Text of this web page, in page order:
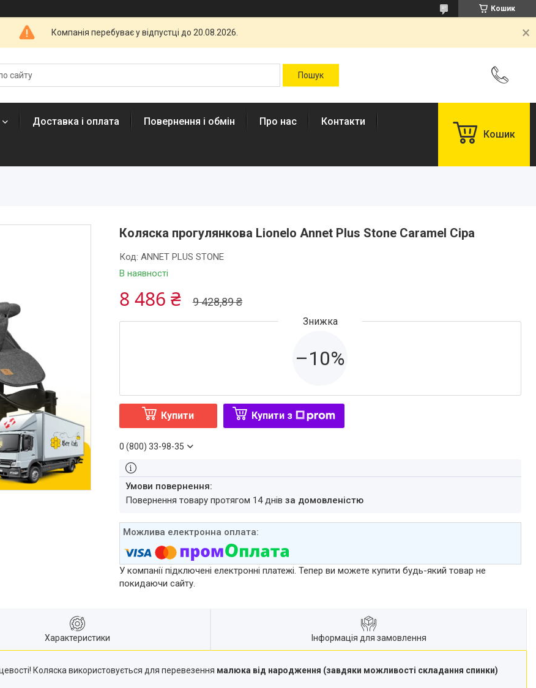
Кошик
Компанія перебуває у відпустці до 20.08.2026.
Доставка і оплата Повернення і обмін Про нас Контакти
Кошик
Коляска прогулянкова Lionelo Annet Plus Stone Caramel Сіра
В наявності
Код: ANNET PLUS STONE
9 428,89 ₴
8 486 ₴
–10%
Купити Купити з
0 (800) 33-98-35
повернення товару протягом 14 днів за домовленістю
У компанії підключені електронні платежі. Тепер ви можете купити будь-який товар не
покидаючи сайту.
Характеристики Інформація для замовлення
Коляска використовується для перевезення малюка від народження (завдяки можливості складання спинки)